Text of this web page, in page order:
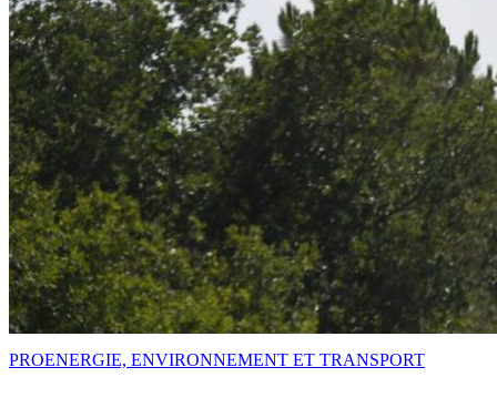
PROENERGIE, ENVIRONNEMENT ET TRANSPORT